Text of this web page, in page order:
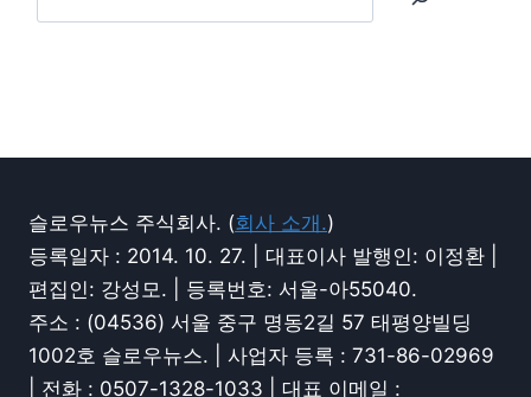
슬로우뉴스 주식회사. (회사 소개.)
등록일자 : 2014. 10. 27. | 대표이사 발행인: 이정환 |
편집인: 강성모. | 등록번호: 서울-아55040.
주소 : (04536) 서울 중구 명동2길 57 태평양빌딩
1002호 슬로우뉴스. | 사업자 등록 : 731-86-02969
| 전화 : 0507-1328-1033 | 대표 이메일 :